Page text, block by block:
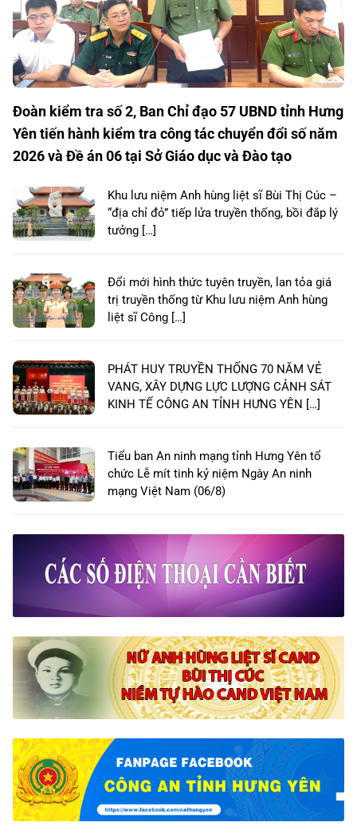
Đoàn kiểm tra số 2, Ban Chỉ đạo 57 UBND tỉnh Hưng
Yên tiến hành kiểm tra công tác chuyển đổi số năm
2026 và Đề án 06 tại Sở Giáo dục và Đào tạo
Khu lưu niệm Anh hùng liệt sĩ Bùi Thị Cúc –
“địa chỉ đỏ” tiếp lửa truyền thống, bồi đắp lý
tưởng […]
Đổi mới hình thức tuyên truyền, lan tỏa giá
trị truyền thống từ Khu lưu niệm Anh hùng
liệt sĩ Công […]
PHÁT HUY TRUYỀN THỐNG 70 NĂM VẺ
VANG, XÂY DỰNG LỰC LƯỢNG CẢNH SÁT
KINH TẾ CÔNG AN TỈNH HƯNG YÊN […]
Tiểu ban An ninh mạng tỉnh Hưng Yên tổ
chức Lễ mít tinh kỷ niệm Ngày An ninh
mạng Việt Nam (06/8)